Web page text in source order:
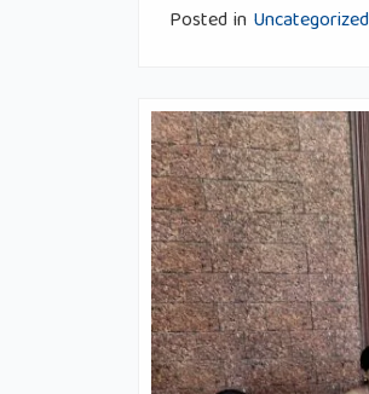
Posted in Uncategorized